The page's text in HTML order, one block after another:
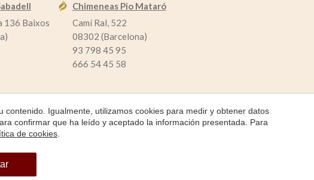
136 Baixos
Chimeneas Pio Mataró
Camí Ral, 522
08302 (Barcelona)
93 798 45 95
666 54 45 58
Igualmente, utilizamos cookies para medir y obtener datos
confirmar que ha leído y aceptado la información presentada. Para
de cookies